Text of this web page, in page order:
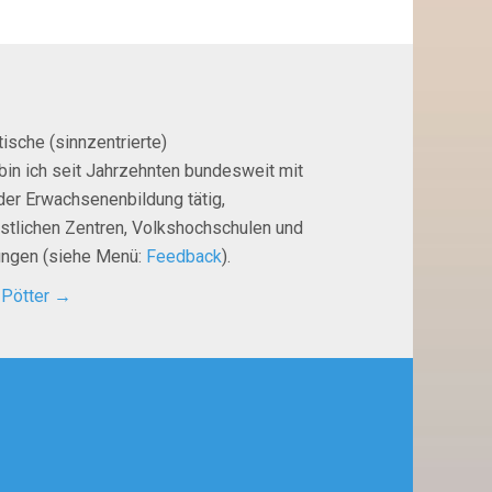
(sinnzentrierte)
ich seit Jahrzehnten bundesweit mit
Erwachsenenbildung tätig,
Zentren, Volkshochschulen und
(siehe Menü: Feedback).
→